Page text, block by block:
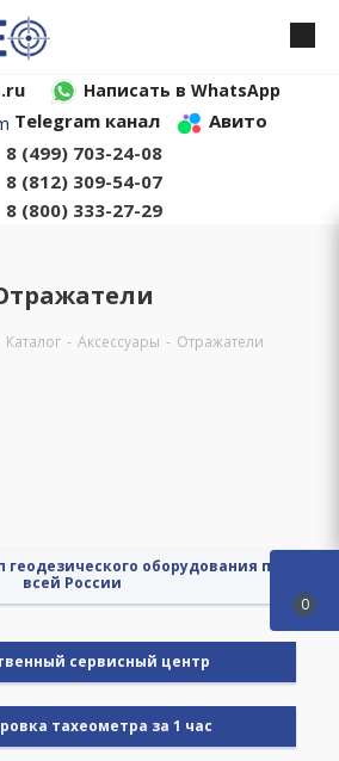
Написать в WhatsApp
Telegram канал Авито
8 (499) 703-24-08
8 (812) 309-54-07
8 (800) 333-27-29
Каталог - Аксессуары - Отражатели
оборудования по
всей России
сервисный центр
тахеометра за 1 час
0